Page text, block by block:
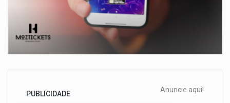
PUBLICIDADE Anuncie aqui!